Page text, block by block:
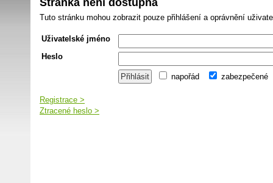
Stránka není dostupná
Tuto stránku mohou zobrazit pouze přihlášení a oprávnění
Uživatelské jméno
Heslo
napořád zabezpečené
Registrace >
Ztracené heslo >